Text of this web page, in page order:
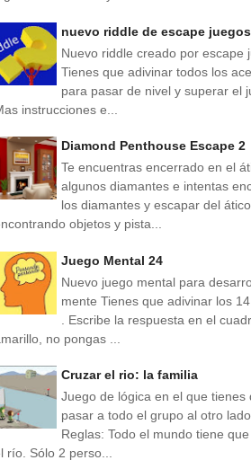
nuevo riddle de escape juegos
Nuevo riddle creado por escape
Tienes que adivinar todos los
para pasar de nivel y superar el
instrucciones e...
Diamond Penthouse Escape 2
Te encuentras encerrado en el
algunos diamantes e intentas
los diamantes y escapar del ático
objetos y pista...
Juego Mental 24
Nuevo juego mental para
mente Tienes que adivinar los
. Escribe la respuesta en el
no pongas ...
Cruzar el rio: la familia
Juego de lógica en el que tienes
pasar a todo el grupo al otro
Reglas: Todo el mundo tiene
río. Sólo 2 perso...